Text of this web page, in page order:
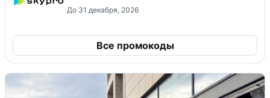
До 31 декабря, 2026
Все промокоды